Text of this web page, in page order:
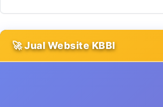
🚀 Jual Website KBBI